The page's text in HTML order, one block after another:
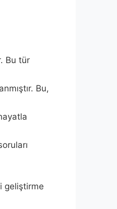
Bu tür
Bu,
geliştirme